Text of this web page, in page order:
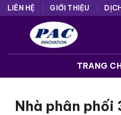
Skip
to
content
LIÊN HỆ GIỚI THIỆU
TRANG
Nhà phân phối